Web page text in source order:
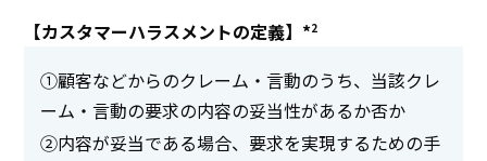
【カスタマーハラスメントの定義】*2
①顧客などからのクレーム・言動のうち、当該クレ
ーム・言動の要求の内容の妥当性があるか否か
②内容が妥当である場合、要求を実現するための手